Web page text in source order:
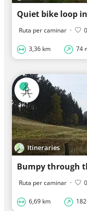
Quiet bike loop
Ruta per caminar · 0
3,36 km 74
Itineraries
Bumpy through
Ruta per caminar · 0
6,69 km